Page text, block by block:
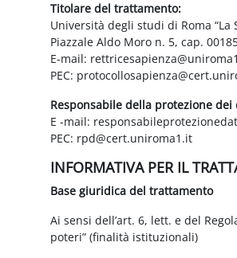
Titolare del trattamento:
Università degli studi di Roma
Piazzale Aldo Moro n. 5, cap.
E-mail:
PEC:
Responsabile della protezione dei
E -mail:
PEC: rpd@cert.uniroma1.it
INFORMATIVA PER IL
Base giuridica del trattamento
Ai sensi dell’art. 6, lett. e del
poteri” (finalità istituzionali)